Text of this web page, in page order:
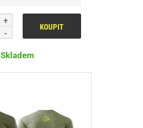
KOUPIT
Skladem